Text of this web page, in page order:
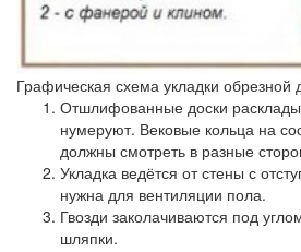
Графическая схема укладки обрезной
Отшлифованные доски
нумеруют. Вековые кольца на
должны смотреть в разные
Укладка ведётся от стены с
нужна для вентиляции пола.
Гвозди заколачиваются под
шляпки.